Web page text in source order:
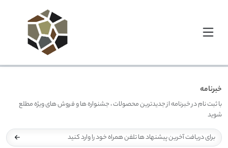
خبرنامه
با ثبت نام در خبرنامه از جدیدترین محصولات ، جشنواره ها و فروش های ویژه مطلع
شوید